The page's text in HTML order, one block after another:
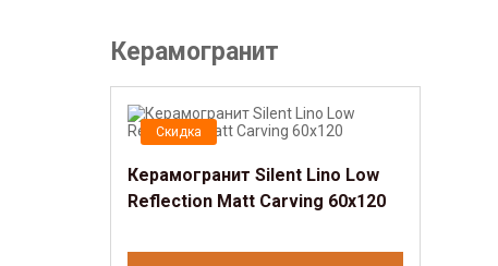
Керамогранит
Скидка
Керамогранит Silent Lino Low
Reflection Matt Carving 60x120